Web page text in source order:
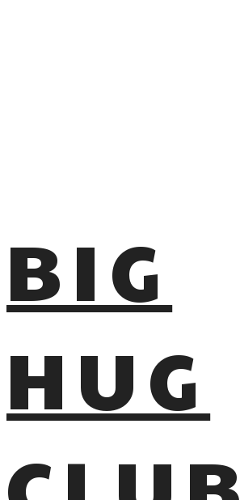
BIG
HUG